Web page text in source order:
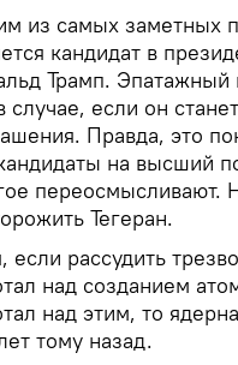
из самых заметных
кандидат в
Трамп. Эпатажный
случае, если он
Правда, это
на высший
переосмысливают.
Тегеран.
если рассудить
над созданием
над этим, то
тому назад.